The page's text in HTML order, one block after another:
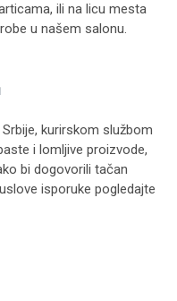
ili na licu mesta
u našem salonu.
kurirskom službom
i lomljive proizvode,
bi dogovorili tačan
isporuke pogledajte